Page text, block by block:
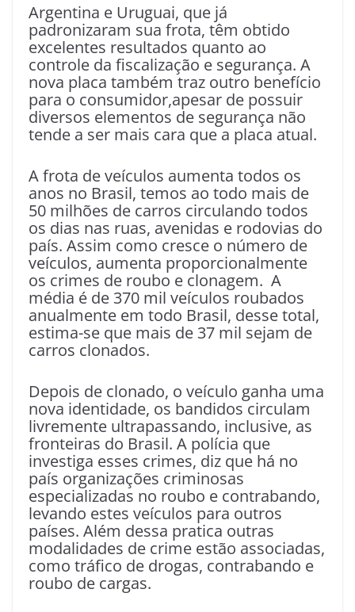
Argentina e Uruguai, que já
padronizaram sua frota, têm obtido
excelentes resultados quanto ao
controle da fiscalização e segurança. A
nova placa também traz outro benefício
para o consumidor,apesar de possuir
diversos elementos de segurança não
tende a ser mais cara que a placa atual.
A frota de veículos aumenta todos os
anos no Brasil, temos ao todo mais de
50 milhões de carros circulando todos
os dias nas ruas, avenidas e rodovias do
país. Assim como cresce o número de
veículos, aumenta proporcionalmente
os crimes de roubo e clonagem. A
média é de 370 mil veículos roubados
anualmente em todo Brasil, desse total,
estima-se que mais de 37 mil sejam de
carros clonados.
Depois de clonado, o veículo ganha uma
nova identidade, os bandidos circulam
livremente ultrapassando, inclusive, as
fronteiras do Brasil. A polícia que
investiga esses crimes, diz que há no
país organizações criminosas
especializadas no roubo e contrabando,
levando estes veículos para outros
países. Além dessa pratica outras
modalidades de crime estão associadas,
como tráfico de drogas, contrabando e
roubo de cargas.